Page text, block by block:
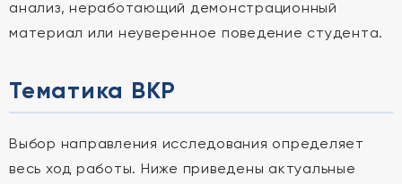
анализ, неработающий демонстрационный
материал или неуверенное поведение студента.
Тематика ВКР
Выбор направления исследования определяет
весь ход работы. Ниже приведены актуальные